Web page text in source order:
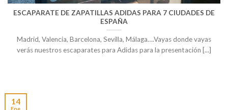
ESCAPARATE DE ZAPATILLAS ADIDAS PARA 7 CIUDADES DE
ESPAÑA
Madrid, Valencia, Barcelona, Sevilla, Málaga….Vayas donde vayas
verás nuestros escaparates para Adidas para la presentación [...]
14